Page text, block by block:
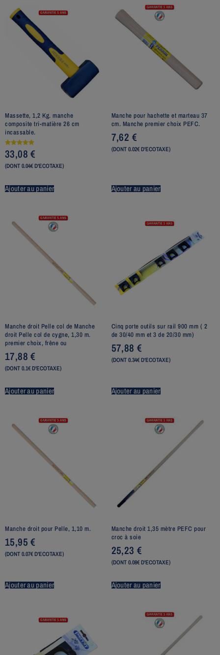
Massette, 1,2 Kg. manche
composite tri-matière 26 cm
incassable.
Note
5.00
sur 5
33,08€
(DONT 0.04€ D'ECOTAXE)
Ajouter au panier
Manche pour hachette et marteau 37
cm. Manche premier choix PEFC.
7,62 €
(DONT 0.02€ D'ECOTAXE)
Ajouter au panier
Manche droit Pelle col de Manche
droit Pelle col de cygne, 1,30 m.
premier choix, frêne ou
17,88€
(DONT 0.1€ D'ECOTAXE)
Ajouter au panier
Cinq porte outils sur rail 900 mm ( 2
de 30/40 mm et 3 de 20/30 mm)
57,88 €
(DONT 0.34€ D'ECOTAXE)
Ajouter au panier
Manche droit pour Pelle, 1,10 m.
15,95€
(DONT 0.07€ D'ECOTAXE)
Ajouter au panier
Manche droit 1,35 mètre PEFC pour
croc à soie
25,23 €
(DONT 0.08€ D'ECOTAXE)
Ajouter au panier